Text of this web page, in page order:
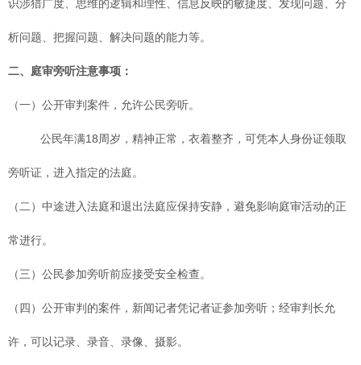
识涉猎广度、思维的逻辑和理性、信息反映的敏捷度、发现问题、分
析问题、把握问题、解决问题的能力等。
二、庭审旁听注意事项：
（一）公开审判案件，允许公民旁听。
公民年满18周岁，精神正常，衣着整齐，可凭本人身份证领取
旁听证，进入指定的法庭。
（二）中途进入法庭和退出法庭应保持安静，避免影响庭审活动的正
常进行。
（三）公民参加旁听前应接受安全检查。
（四）公开审判的案件，新闻记者凭记者证参加旁听；经审判长允
许，可以记录、录音、录像、摄影。